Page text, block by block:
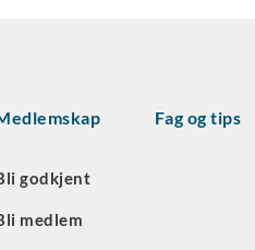
godkjent
medlem
Fag og tips